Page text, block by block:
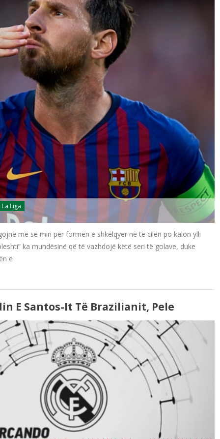
La Liga
më së miri për formën e shkëlqyer në të cilën po kalon ylli
ka mundësinë që të vazhdojë këtë seri të golave, duke
e
E Santos-It Të Brazilianit, Pele